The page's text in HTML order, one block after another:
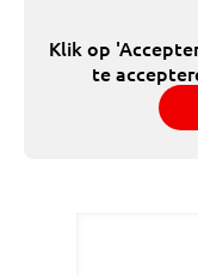
Klik op
te